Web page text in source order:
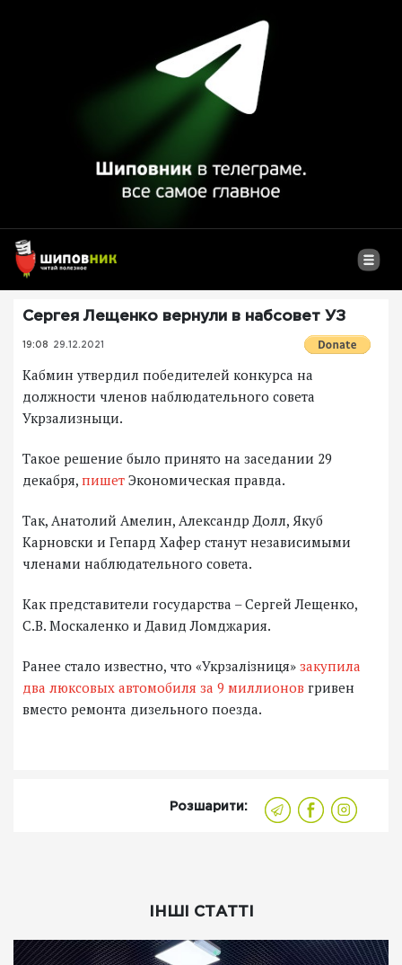
Сергея Лещенко вернули в набсовет УЗ
19:08 29.12.2021
Кабмин утвердил победителей конкурса на
должности членов наблюдательного совета
Укрзализныци.
Такое решение было принято на заседании 29
декабря, пишет Экономическая правда.
Так, Анатолий Амелин, Александр Долл, Якуб
Карновски и Гепард Хафер станут независимыми
членами наблюдательного совета.
Как представители государства – Сергей Лещенко,
С.В. Москаленко и Давид Ломджария.
Ранее стало известно, что «Укрзалізниця» закупила
два люксовых автомобиля за 9 миллионов гривен
вместо ремонта дизельного поезда.
Розшарити:
ІНШІ СТАТТІ